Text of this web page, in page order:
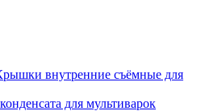
внутренние съёмные для
для мультиварок